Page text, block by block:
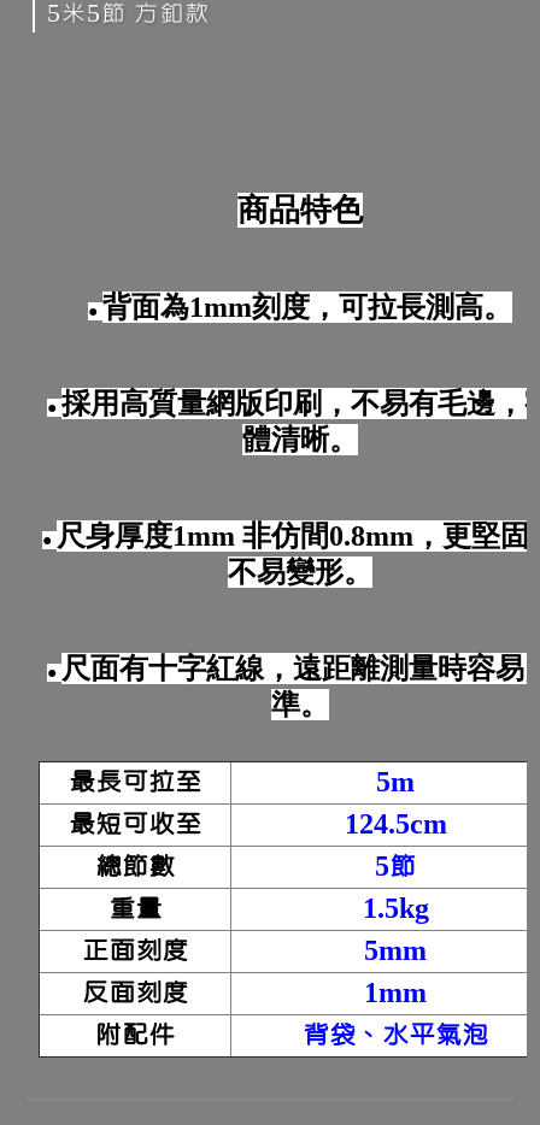
5米5節 方釦款
商品特色
● 背面為1mm刻度，可拉長測高。
● 採用高質量網版印刷，不易有毛邊，
體清晰。
● 尺身厚度1mm 非仿間0.8mm，更堅固
不易變形。
● 尺面有十字紅線，遠距離測量時容易
準。
最長可拉至
5m
最短可收至
124.5cm
總節數
5節
重量
1.5kg
正面刻度
5mm
反面刻度
1mm
附配件
背袋、水平氣泡